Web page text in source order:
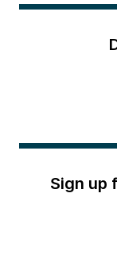
Sign up